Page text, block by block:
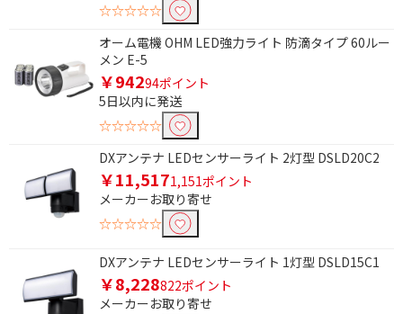
☆☆☆☆☆
オーム電機 OHM LED強力ライト 防滴タイプ 60ルー
メン E-5
￥94294ポイント
5日以内に発送
☆☆☆☆☆
DXアンテナ LEDセンサーライト 2灯型 DSLD20C2
￥11,5171,151ポイント
メーカーお取り寄せ
☆☆☆☆☆
DXアンテナ LEDセンサーライト 1灯型 DSLD15C1
￥8,228822ポイント
メーカーお取り寄せ
電球種類で絞り込む
LED電球
照度(明るさ)センサーで絞り込む
照度センサー有
点滅機能(センサーライト)で絞り込む
点滅機能無
種類で絞り込む
その他
防犯カメラ・監視カメ